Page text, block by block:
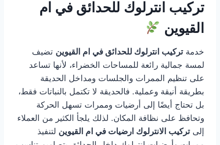
تركيب انترلوك للحدائق في ام
القيوين
خدمة تركيب انترلوك للحدائق في ام القيوين تضيف
لمسة جمالية رائعة للمساحات الخضراء، لأنها تساعد
على تنظيم الممرات والجلسات ومداخل الحديقة
بطريقة أنيقة وعملية. فالحديقة لا تكتمل بالنباتات فقط،
بل تحتاج أيضًا إلى أرضيات وممرات تسهل الحركة
وتحافظ على نظافة المكان. لذلك يلجأ الكثير من العملاء
إلى تركيب الانترلوك ارضيات في ام القيوين لتنفيذ